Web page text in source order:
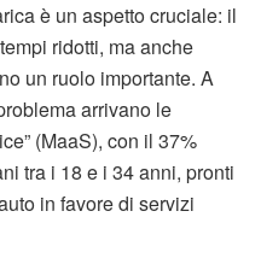
è un aspetto cruciale: il
ridotti, ma anche
un ruolo importante. A
arrivano le
(MaaS), con il 37%
tra i 18 e i 34 anni, pronti
in favore di servizi